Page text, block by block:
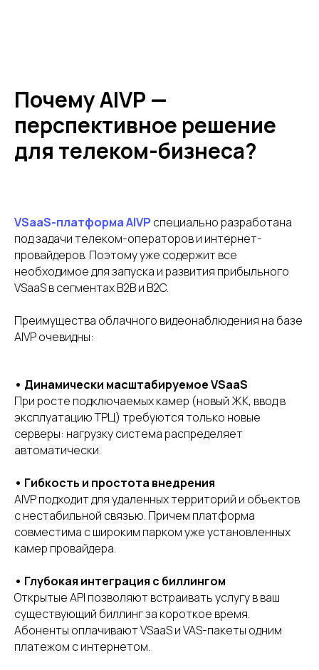
Почему AIVP —
перспективное решение
для телеком-бизнеса?
VSaaS-платформа AIVP специально разработана
под задачи телеком-операторов и интернет-
провайдеров. Поэтому уже содержит все
необходимое для запуска и развития прибыльного
VSaaS в сегментах B2B и B2C.
Преимущества облачного видеонаблюдения на базе
AIVP очевидны:
• Динамически масштабируемое VSaaS
При росте подключаемых камер (новый ЖК, ввод в
эксплуатацию ТРЦ) требуются только новые
серверы: нагрузку система распределяет
автоматически.
• Гибкость и простота внедрения
AIVP подходит для удаленных территорий и объектов
с нестабильной связью. Причем платформа
совместима с широким парком уже установленных
камер провайдера.
• Глубокая интеграция с биллингом
Открытые API позволяют встраивать услугу в ваш
существующий биллинг за короткое время.
Абоненты оплачивают VSaaS и VAS-пакеты одним
платежом с интернетом.
© Copyright 2025. All Rights Reserved by AIVP
Политика конфиденциальности
Хотите быть в курсе событий? Подпишитесь на
нашу рассылку новостей!
Подписаться